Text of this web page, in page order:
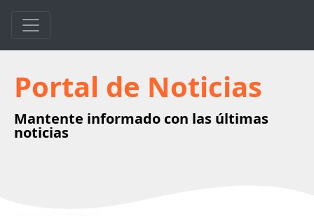
Portal de Noticias
Mantente informado con las últimas
noticias